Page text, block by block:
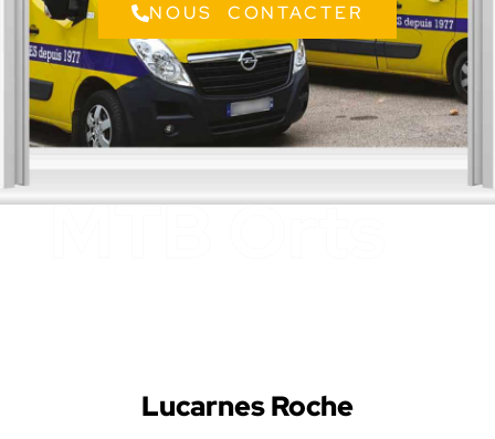
NOUS CONTACTER
Lucarnes Roche